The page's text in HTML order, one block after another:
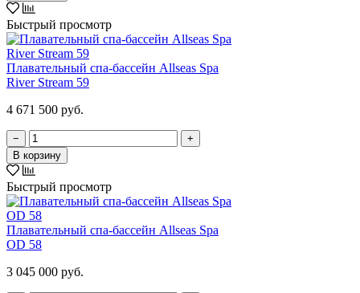
Быстрый просмотр
Плавательный спа-бассейн Allseas Spa
River Stream 59
4 671 500 руб.
−
+
В корзину
Быстрый просмотр
Плавательный спа-бассейн Allseas Spa
OD 58
3 045 000 руб.